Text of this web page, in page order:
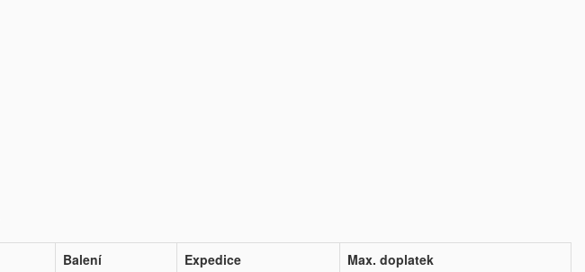
Balení Expedice Max. doplatek